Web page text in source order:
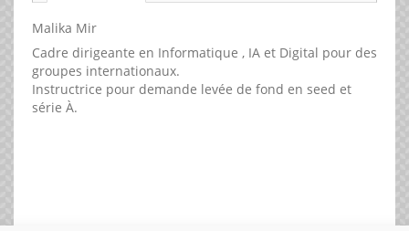
Malika Mir
Cadre dirigeante en Informatique , IA et Digital pour des
groupes internationaux.
Instructrice pour demande levée de fond en seed et
série À.